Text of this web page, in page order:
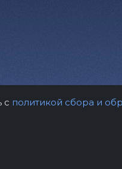
с политикой сбора и